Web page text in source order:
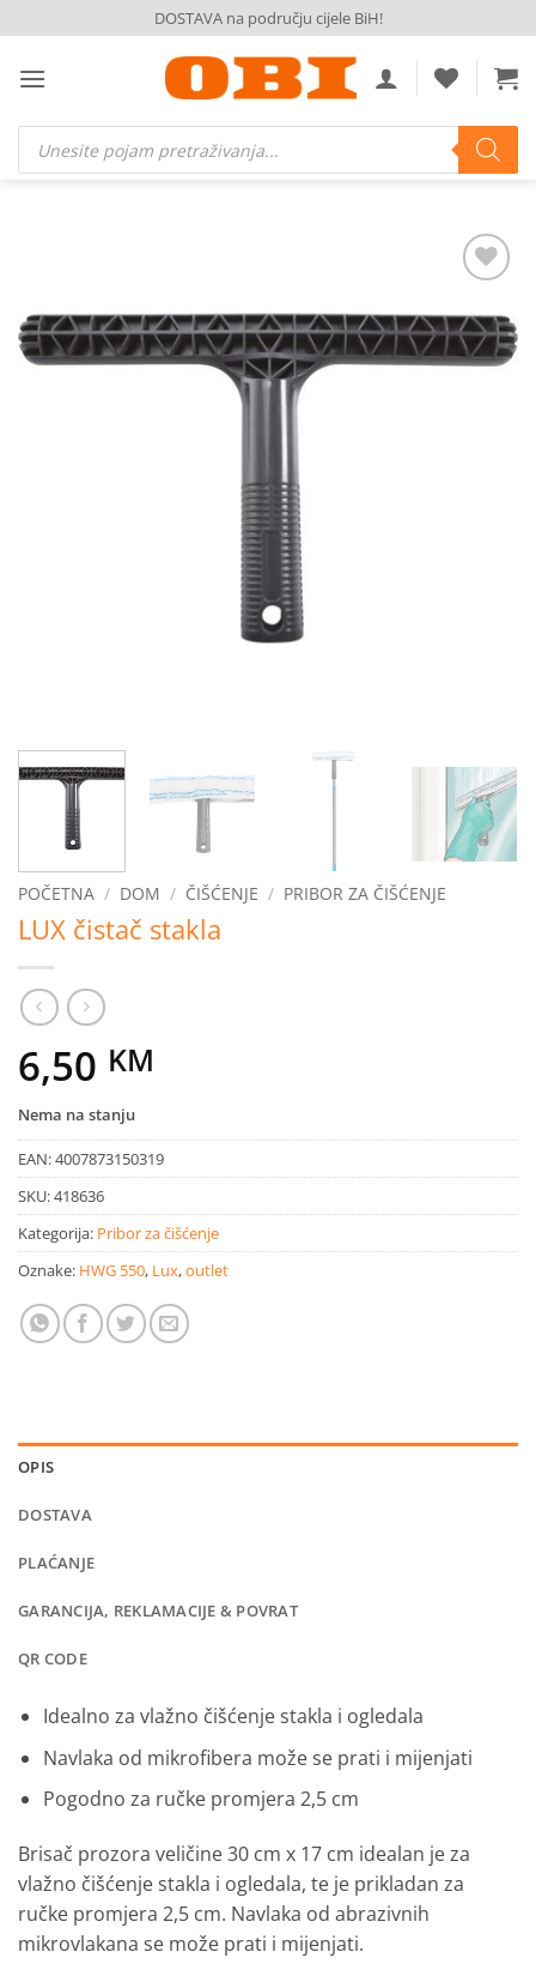
to
content
DOSTAVA na području cijele BiH!
Products
search
na
listu
želja
POČETNA / DOM / ČIŠĆENJE / PRIBOR ZA ČIŠĆENJE
LUX čistač stakla
6,50 KM
Nema na stanju
EAN:4007873150319
SKU:418636
Kategorija: Pribor za čišćenje
Oznake: HWG 550, Lux,outlet
OPIS
DOSTAVA
PLAĆANJE
GARANCIJA, REKLAMACIJE & POVRAT
QR CODE
Idealno za vlažno čišćenje stakla i ogledala
Navlaka od mikrofibera može se prati i mijenjati
Pogodno za ručke promjera 2,5 cm
Brisač prozora veličine 30 cm x 17 cm idealan je za
vlažno čišćenje stakla i ogledala, te je prikladan za
ručke promjera 2,5 cm. Navlaka od abrazivnih
mikrovlakana se može prati i mijenjati.